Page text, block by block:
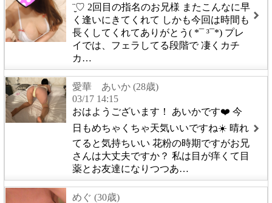
¨̮♡︎ 2回目の指名のお兄様 またこんなに早
く逢いにきてくれて しかも今回は時間も
長くしてくれてありがとう( *¯ ³¯*) プレ
イでは、フェラしてる段階で 凄くカチ
カ…
愛華 あいか (28歳)
03/17 14:15
おはようございます！ あいかです❤️ 今
日もめちゃくちゃ天気いいですね☀️ 晴れ
てると気持ちいい 花粉の時期ですがお兄
さんは大丈夫ですか？ 私は目が痒くて目
薬とお友達になりつつあ…
めぐ (30歳)